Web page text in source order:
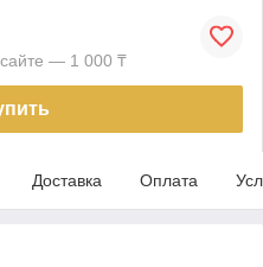
— 1 000 ₸
Доставка Оплата